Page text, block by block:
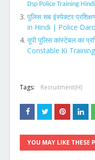
Dsp Police Training Hindi
पुलिस सब इंस्पेक्टर
in Hindi | Police
यूपी पुलिस कांस्टेबल का
Constable Ki
Tags: Recruitment(H)
YOU MAY LIKE THESE